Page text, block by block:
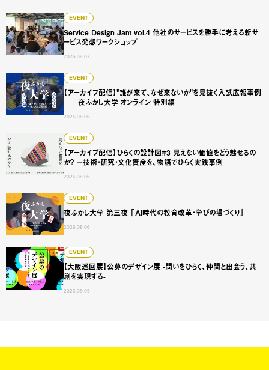
EVENT
Service Design Jam vol.4 他社のサービスを勝手に考える新サ
ービス発想ワークショップ
2026.08.07
Service Design Jam vol.4 他社のサービスを勝手に考える
EVENT
【アーカイブ配信】"誰が来て、なぜ来ないか"を見抜く入試広報事例
──夜ふかし大学 オンライン 特別編
2026.08.06
【アーカイブ配信】"誰が来て、なぜ来ないか"を見抜く入
EVENT
【アーカイブ配信】ひらくの設計図#3 見えない価値をどう魅せるの
か？ ー技術・研究・文化資産を、物語でひらく実践事例
2026.08.06
【アーカイブ配信】ひらくの設計図#3 見えない価値をどう
EVENT
夜ふかし大学 第三夜 「AI時代の教育改革・学びの場づくり」
2026.08.06
夜ふかし大学 第三夜 「AI時代の教育改革・学びの場づくり」
EVENT
【大阪巡回展】公募のデザイン展 -問いをひらく、仲間と出会う、共
創を実現する-
2026.08.05
【大阪巡回展】公募のデザイン展 -問いをひらく、仲間と出